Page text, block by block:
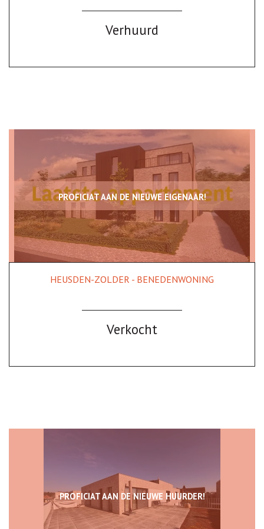
Verhuurd
PROFICIAT AAN DE NIEUWE EIGENAAR!
122 m² 3 1
HEUSDEN-ZOLDER - BENEDENWONING
Verkocht
PROFICIAT AAN DE NIEUWE HUURDER!